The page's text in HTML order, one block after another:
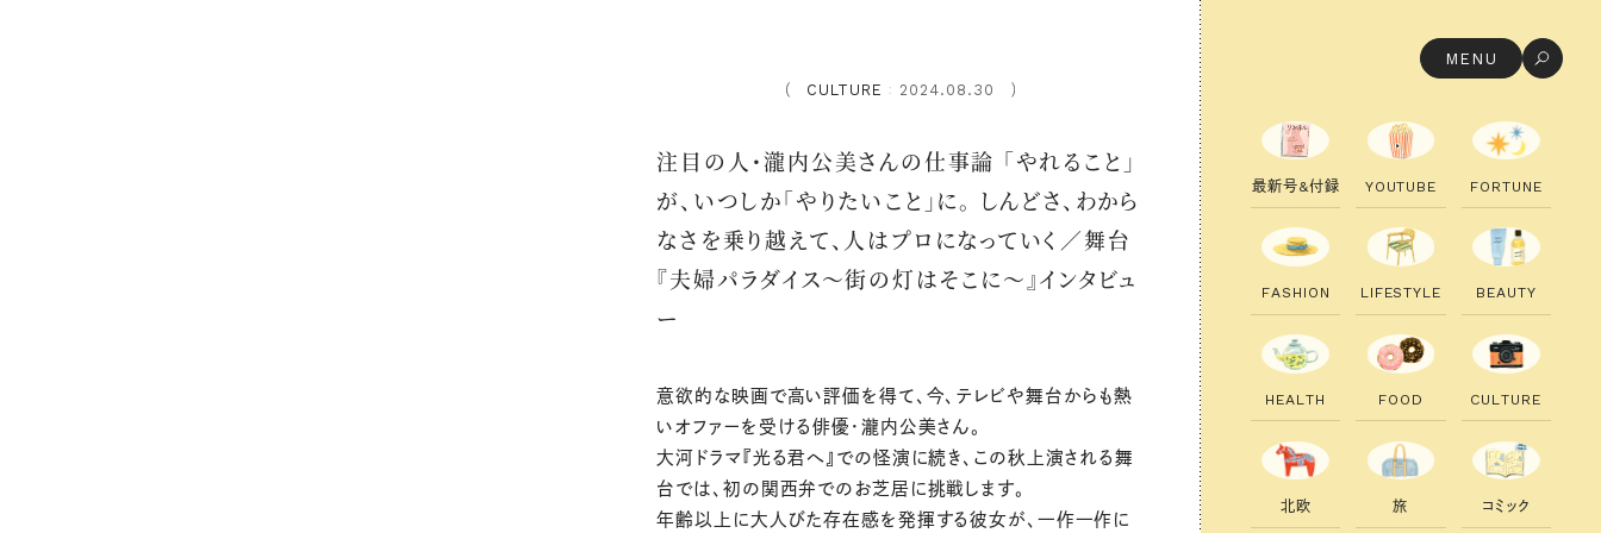
MENU
CULTURE ： 2024.08.30
注目の人・瀧内公美さんの仕事論 「やれること」
が、いつしか「やりたいこと」に。 しんどさ、わから
なさを乗り越えて、人はプロになっていく／舞台
『夫婦パラダイス〜街の灯はそこに〜』インタビュ
ー
意欲的な映画で高い評価を得て、今、テレビや舞台からも熱
いオファーを受ける俳優・瀧内公美さん。
大河ドラマ『光る君へ』での怪演に続き、この秋上演される舞
台では、初の関西弁でのお芝居に挑戦します。
年齢以上に大人びた存在感を発揮する彼女が、一作一作に
最新号&付録 YO UTU B E FO RTU N E
FAS H I O N LI FESTYLE B EAUTY
H EALTH FO O D CU LTU RE
北欧 旅 コ ミ ック